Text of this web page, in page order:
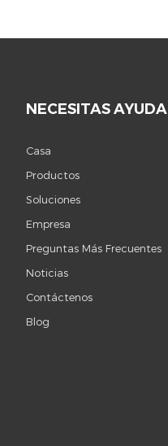
NECESITAS AYUDA
Casa
Productos
Soluciones
Empresa
Preguntas Más Frecuentes
Noticias
Contáctenos
Blog